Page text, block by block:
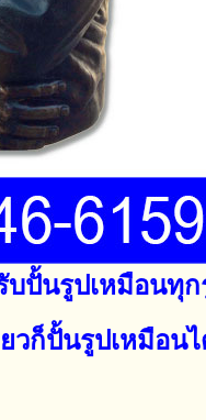
ปั้นรูปเหมือนทุ
วก็ปั้นรูปเหมือน